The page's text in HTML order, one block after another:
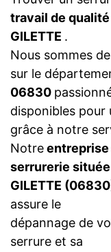
travail de qualité
GILETTE .
Nous sommes
sur le
06830
disponibles pour
grâce à notre
Notreentreprise
serrurerie
GILETTE
assure le
dépannage de
serrure et sa